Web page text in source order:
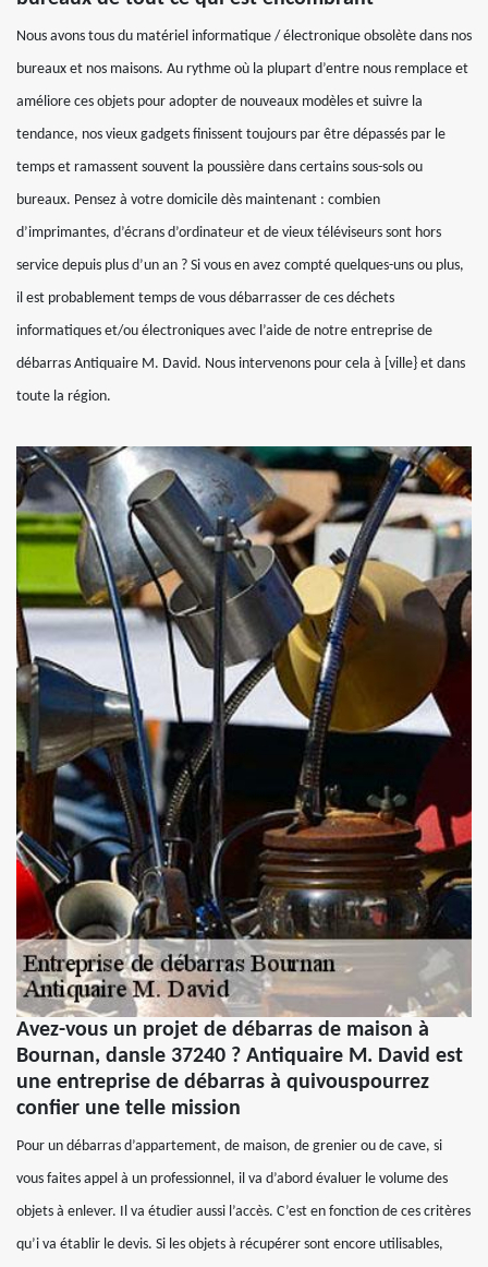
Nous avons tous du matériel informatique / électronique obsolète dans nos
bureaux et nos maisons. Au rythme où la plupart d’entre nous remplace et
améliore ces objets pour adopter de nouveaux modèles et suivre la
tendance, nos vieux gadgets finissent toujours par être dépassés par le
temps et ramassent souvent la poussière dans certains sous-sols ou
bureaux. Pensez à votre domicile dès maintenant : combien
d’imprimantes, d’écrans d’ordinateur et de vieux téléviseurs sont hors
service depuis plus d’un an ? Si vous en avez compté quelques-uns ou plus,
il est probablement temps de vous débarrasser de ces déchets
informatiques et/ou électroniques avec l’aide de notre entreprise de
débarras Antiquaire M. David. Nous intervenons pour cela à [ville} et dans
toute la région.
Avez-vous un projet de débarras de maison à
Bournan, dansle 37240 ? Antiquaire M. David est
une entreprise de débarras à quivouspourrez
confier une telle mission
Pour un débarras d’appartement, de maison, de grenier ou de cave, si
vous faites appel à un professionnel, il va d’abord évaluer le volume des
objets à enlever. Il va étudier aussi l’accès. C’est en fonction de ces critères
qu’i va établir le devis. Si les objets à récupérer sont encore utilisables,